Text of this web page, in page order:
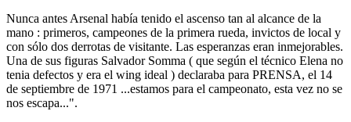
Nunca antes Arsenal había tenido el ascenso tan al alcance de la
mano : primeros, campeones de la primera rueda, invictos de local y
con sólo dos derrotas de visitante. Las esperanzas eran inmejorables.
Una de sus figuras Salvador Somma ( que según el técnico Elena no
tenia defectos y era el wing ideal ) declaraba para PRENSA, el 14
de septiembre de 1971 ...estamos para el campeonato, esta vez no se
nos escapa...".